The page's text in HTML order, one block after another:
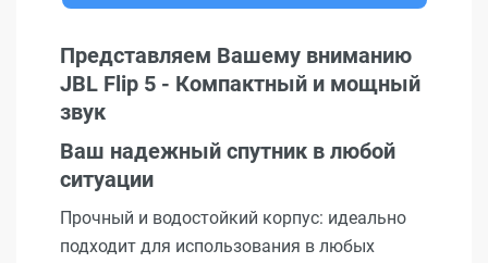
Представляем Вашему вниманию
JBL Flip 5 - Компактный и мощный
звук
Ваш надежный спутник в любой
ситуации
Прочный и водостойкий корпус: идеально
подходит для использования в любых